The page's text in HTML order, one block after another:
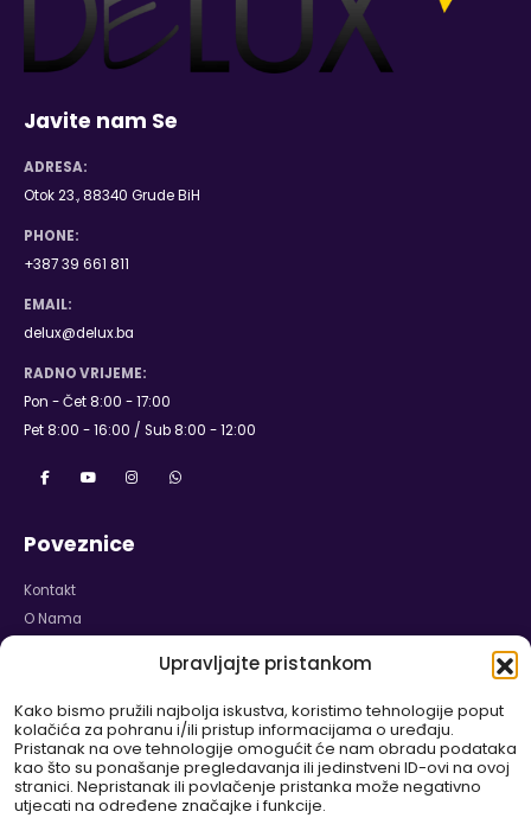
Upravljajte pristankom
Kako bismo pružili najbolja iskustva, koristimo tehnologije poput
kolačića za pohranu i/ili pristup informacijama o uređaju.
Pristanak na ove tehnologije omogućit će nam obradu podataka
kao što su ponašanje pregledavanja ili jedinstveni ID-ovi na ovoj
stranici. Nepristanak ili povlačenje pristanka može negativno
utjecati na određene značajke i funkcije.
Javite nam Se
ADRESA:
Otok 23., 88340 Grude BiH
PHONE:
+387 39 661 811
EMAIL:
delux@delux.ba
RADNO VRIJEME:
Pon - Čet 8:00 - 17:00
Pet 8:00 - 16:00 / Sub 8:00 - 12:00
Poveznice
Kontakt
O Nama
Izjava o Privatnosti
Politika Kolačića
Odricanje od Odgovornosti
Pravilnik o Garanciji i Reklamaciji